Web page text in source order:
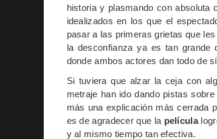
historia y plasmando con absoluta
idealizados en los que el
pasar a las primeras grietas que
la desconfianza ya es tan grande
donde ambos actores dan todo de
Si tuviera que alzar la ceja con
metraje han ido dando pistas
más una explicación más cerrada
es de agradecer que la película
y al mismo tiempo tan efectiva.